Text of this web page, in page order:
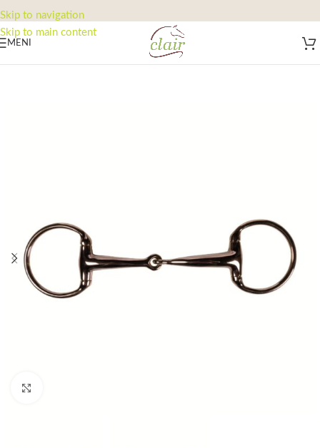
Skip to navigation
Skip to main content
MENI